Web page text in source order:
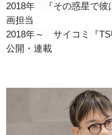
2018年 『その惑星で彼
画担当
2018年～ サイコミ『
公開・連載